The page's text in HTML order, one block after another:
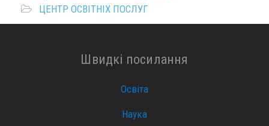
ЦЕНТР ОСВІТНІХ ПОСЛУГ
Швидкі посилання
Освіта
Наука